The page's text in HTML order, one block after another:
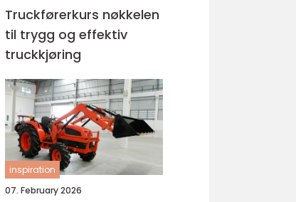
Truckførerkurs nøkkelen
til trygg og effektiv
truckkjøring
inspiration
07. February 2026